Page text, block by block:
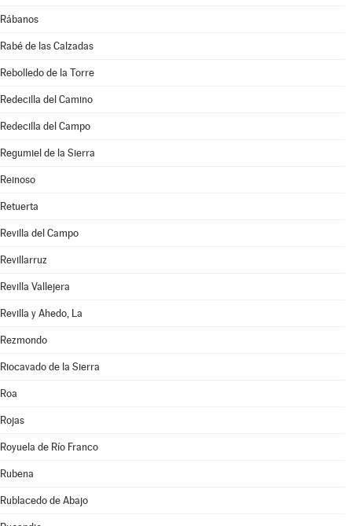
Rábanos
Rabé de las Calzadas
Rebolledo de la Torre
Redecilla del Camino
Redecilla del Campo
Regumiel de la Sierra
Reinoso
Retuerta
Revilla del Campo
Revillarruz
Revilla Vallejera
Revilla y Ahedo, La
Rezmondo
Riocavado de la Sierra
Roa
Rojas
Royuela de Río Franco
Rubena
Rublacedo de Abajo